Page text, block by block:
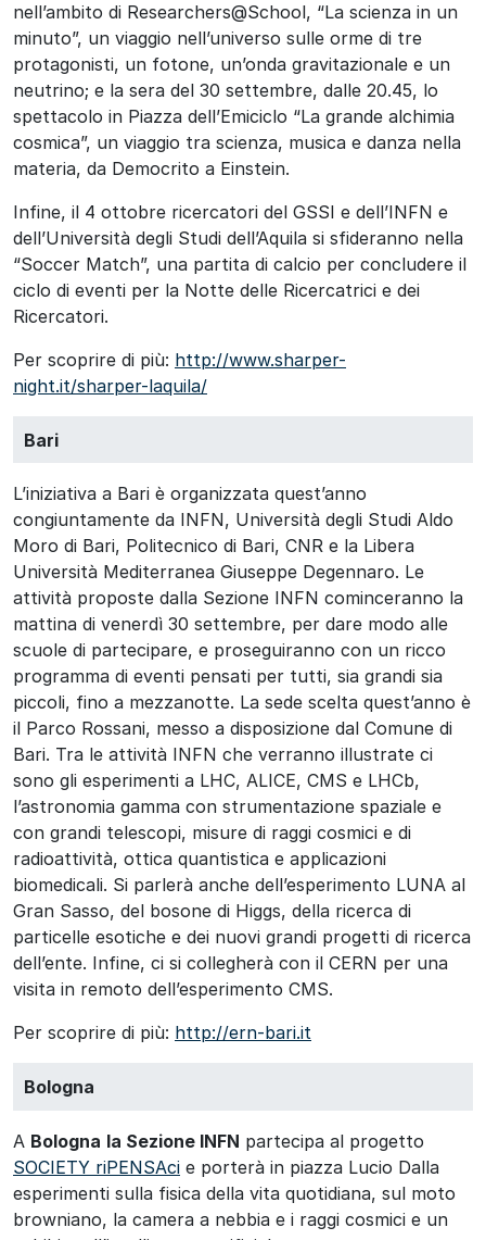
nell’ambito di Researchers@School, “La scienza in un
minuto”, un viaggio nell’universo sulle orme di tre
protagonisti, un fotone, un’onda gravitazionale e un
neutrino; e la sera del 30 settembre, dalle 20.45, lo
spettacolo in Piazza dell’Emiciclo “La grande alchimia
cosmica”, un viaggio tra scienza, musica e danza nella
materia, da Democrito a Einstein.
Infine, il 4 ottobre ricercatori del GSSI e dell’INFN e
dell’Università degli Studi dell’Aquila si sfideranno nella
“Soccer Match”, una partita di calcio per concludere il
ciclo di eventi per la Notte delle Ricercatrici e dei
Ricercatori.
Per scoprire di più: http://www.sharper-
night.it/sharper-laquila/
Bari
L’iniziativa a Bari è organizzata quest’anno
congiuntamente da INFN, Università degli Studi Aldo
Moro di Bari, Politecnico di Bari, CNR e la Libera
Università Mediterranea Giuseppe Degennaro. Le
attività proposte dalla Sezione INFN cominceranno la
mattina di venerdì 30 settembre, per dare modo alle
scuole di partecipare, e proseguiranno con un ricco
programma di eventi pensati per tutti, sia grandi sia
piccoli, fino a mezzanotte. La sede scelta quest’anno è
il Parco Rossani, messo a disposizione dal Comune di
Bari. Tra le attività INFN che verranno illustrate ci
sono gli esperimenti a LHC, ALICE, CMS e LHCb,
l’astronomia gamma con strumentazione spaziale e
con grandi telescopi, misure di raggi cosmici e di
radioattività, ottica quantistica e applicazioni
biomedicali. Si parlerà anche dell’esperimento LUNA al
Gran Sasso, del bosone di Higgs, della ricerca di
particelle esotiche e dei nuovi grandi progetti di ricerca
dell’ente. Infine, ci si collegherà con il CERN per una
visita in remoto dell’esperimento CMS.
Per scoprire di più: http://ern-bari.it
Bologna
A Bologna la Sezione INFN partecipa al progetto
SOCIETY riPENSAci e porterà in piazza Lucio Dalla
esperimenti sulla fisica della vita quotidiana, sul moto
browniano, la camera a nebbia e i raggi cosmici e un